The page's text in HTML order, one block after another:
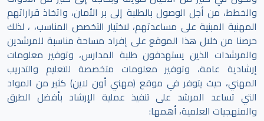
والخطط، من أجل الوصول بالطلبة إلى بر الأمان، واتخاذ قراراتهم
المهنية المبنية على مساعدتهم، لاختيار التخصص المناسب، ، لذلك
حرصنا من خلال هذا الموقع على إفراد مساحة مناسبة للمرشدين
والمرشدات الذين يستهدفون طلبة المدارس، وتوفير معلومات
إرشادية عامة، وتوفير معلومات متخصصة للتعليم والتدريب
المهني، حيث يتوفر في موقع (مهني أون لاين) كثير من المواد
التي تساعد المرشد على تنفيذ عملية الإرشاد بأفضل الطرق
والمنهجيات العلمية، أهمها: